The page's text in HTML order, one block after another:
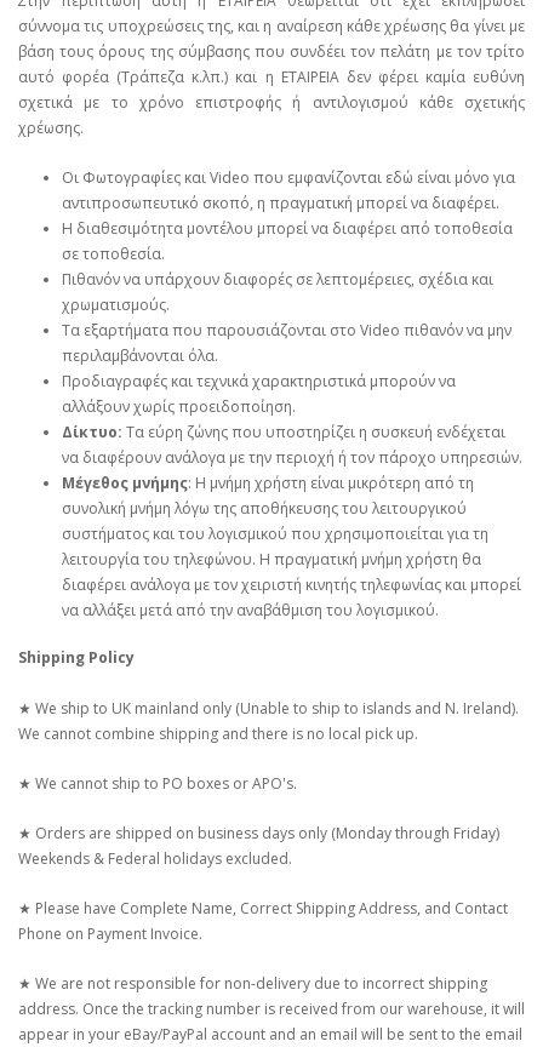
σύννομα τις υποχρεώσεις της, και η αναίρεση κάθε χρέωσης θα γίνει με
βάση τους όρους της σύμβασης που συνδέει τον πελάτη με τον τρίτο
αυτό φορέα (Τράπεζα κ.λπ.) και η ΕΤΑΙΡΕΙΑ δεν φέρει καμία ευθύνη
σχετικά με το χρόνο επιστροφής ή αντιλογισμού κάθε σχετικής
χρέωσης.
Οι Φωτογραφίες και Video που εμφανίζονται εδώ είναι μόνο για
αντιπροσωπευτικό σκοπό, η πραγματική μπορεί να διαφέρει.
Η διαθεσιμότητα μοντέλου μπορεί να διαφέρει από τοποθεσία
σε τοποθεσία.
Πιθανόν να υπάρχουν διαφορές σε λεπτομέρειες, σχέδια και
χρωματισμούς.
Τα εξαρτήματα που παρουσιάζονται στο Video πιθανόν να μην
περιλαμβάνονται όλα.
Προδιαγραφές και τεχνικά χαρακτηριστικά μπορούν να
αλλάξουν χωρίς προειδοποίηση.
Δίκτυο: Τα εύρη ζώνης που υποστηρίζει η συσκευή ενδέχεται
να διαφέρουν ανάλογα με την περιοχή ή τον πάροχο υπηρεσιών.
Μέγεθος μνήμης: Η μνήμη χρήστη είναι μικρότερη από τη
συνολική μνήμη λόγω της αποθήκευσης του λειτουργικού
συστήματος και του λογισμικού που χρησιμοποιείται για τη
λειτουργία του τηλεφώνου. Η πραγματική μνήμη χρήστη θα
διαφέρει ανάλογα με τον χειριστή κινητής τηλεφωνίας και μπορεί
να αλλάξει μετά από την αναβάθμιση του λογισμικού.
Shipping Policy
★ We ship to UK mainland only (Unable to ship to islands and N. Ireland).
We cannot combine shipping and there is no local pick up.
★ We cannot ship to PO boxes or APO's.
★ Orders are shipped on business days only (Monday through Friday)
Weekends & Federal holidays excluded.
★ Please have Complete Name, Correct Shipping Address, and Contact
Phone on Payment Invoice.
★ We are not responsible for non-delivery due to incorrect shipping
address. Once the tracking number is received from our warehouse, it will
appear in your eBay/PayPal account and an email will be sent to the email